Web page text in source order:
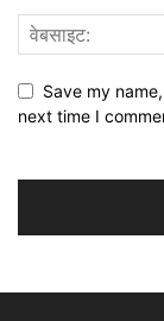
Save my
next time I